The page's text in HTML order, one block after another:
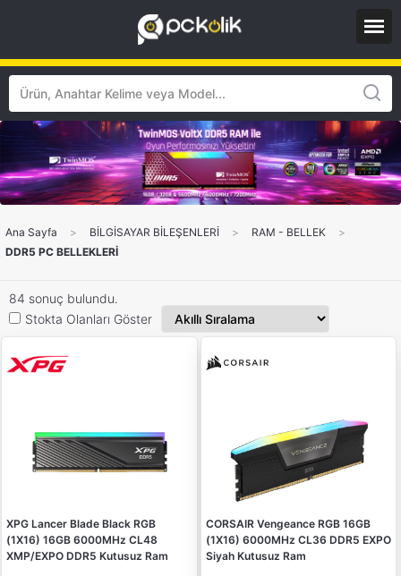
Ana Sayfa > BİLGİSAYAR BİLEŞENLERİ > RAM - BELLEK
>
DDR5 PC BELLEKLERİ
84 sonuç bulundu.
Stokta Olanları Göster
XPG Lancer Blade Black RGB
(1X16) 16GB 6000MHz CL48
XMP/EXPO DDR5 Kutusuz Ram
CORSAIR Vengeance RGB 16GB
(1X16) 6000MHz CL36 DDR5 EXPO
Siyah Kutusuz Ram